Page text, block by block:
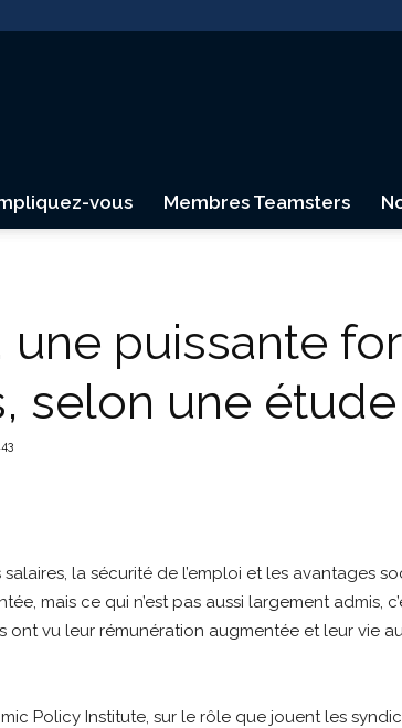
Canada
vous Membres Teamsters
une puissante
selon une étude
la sécurité de l’emploi et les avantages
mais ce qui n’est pas aussi largement admis,
ont vu leur rémunération augmentée et leur vie
Policy Institute, sur le rôle que jouent les